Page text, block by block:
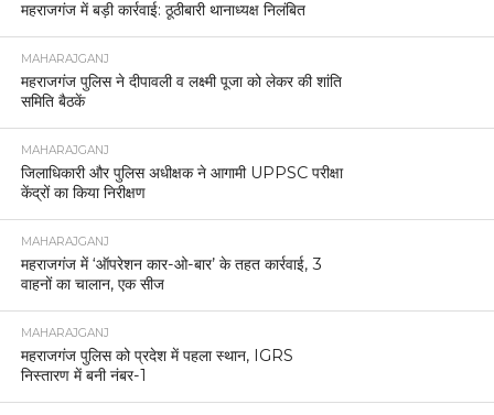
महराजगंज में बड़ी कार्रवाई: ठूठीबारी थानाध्यक्ष निलंबित
MAHARAJGANJ
महराजगंज पुलिस ने दीपावली व लक्ष्मी पूजा को लेकर की शांति
समिति बैठकें
MAHARAJGANJ
जिलाधिकारी और पुलिस अधीक्षक ने आगामी UPPSC परीक्षा
केंद्रों का किया निरीक्षण
MAHARAJGANJ
महराजगंज में ‘ऑपरेशन कार-ओ-बार’ के तहत कार्रवाई, 3
वाहनों का चालान, एक सीज
MAHARAJGANJ
महराजगंज पुलिस को प्रदेश में पहला स्थान, IGRS
निस्तारण में बनी नंबर-1